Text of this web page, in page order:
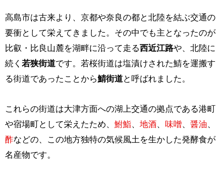
高島市は古来より、京都や奈良の都と北陸を結ぶ交通の
要衝として栄えてきました。その中でも主となったのが
比叡・比良山麓を湖畔に沿って走る西近江路や、北陸に
続く 若狭街道です。若桜街道は塩漬けされた鯖を運搬す
る街道であったことから鯖街道と呼ばれました。
これらの街道は大津方面への湖上交通の拠点である港町
や宿場町として栄えたため、 鮒鮨、 地酒、 味噌、 醤油、
酢などの、この地方独特の気候風土を生かした発酵食が
名産物です。